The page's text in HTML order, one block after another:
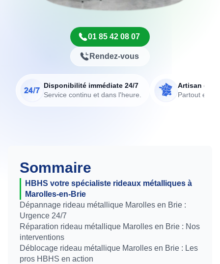
01 85 42 08 07
Rendez-vous
Disponibilité immédiate 24/7
Service continu et dans l'heure.
Artisan de
Partout en
Sommaire
HBHS votre spécialiste rideaux métalliques à
Marolles-en-Brie
Dépannage rideau métallique Marolles en Brie :
Urgence 24/7
Réparation rideau métallique Marolles en Brie : Nos
interventions
Déblocage rideau métallique Marolles en Brie : Les
pros HBHS en action